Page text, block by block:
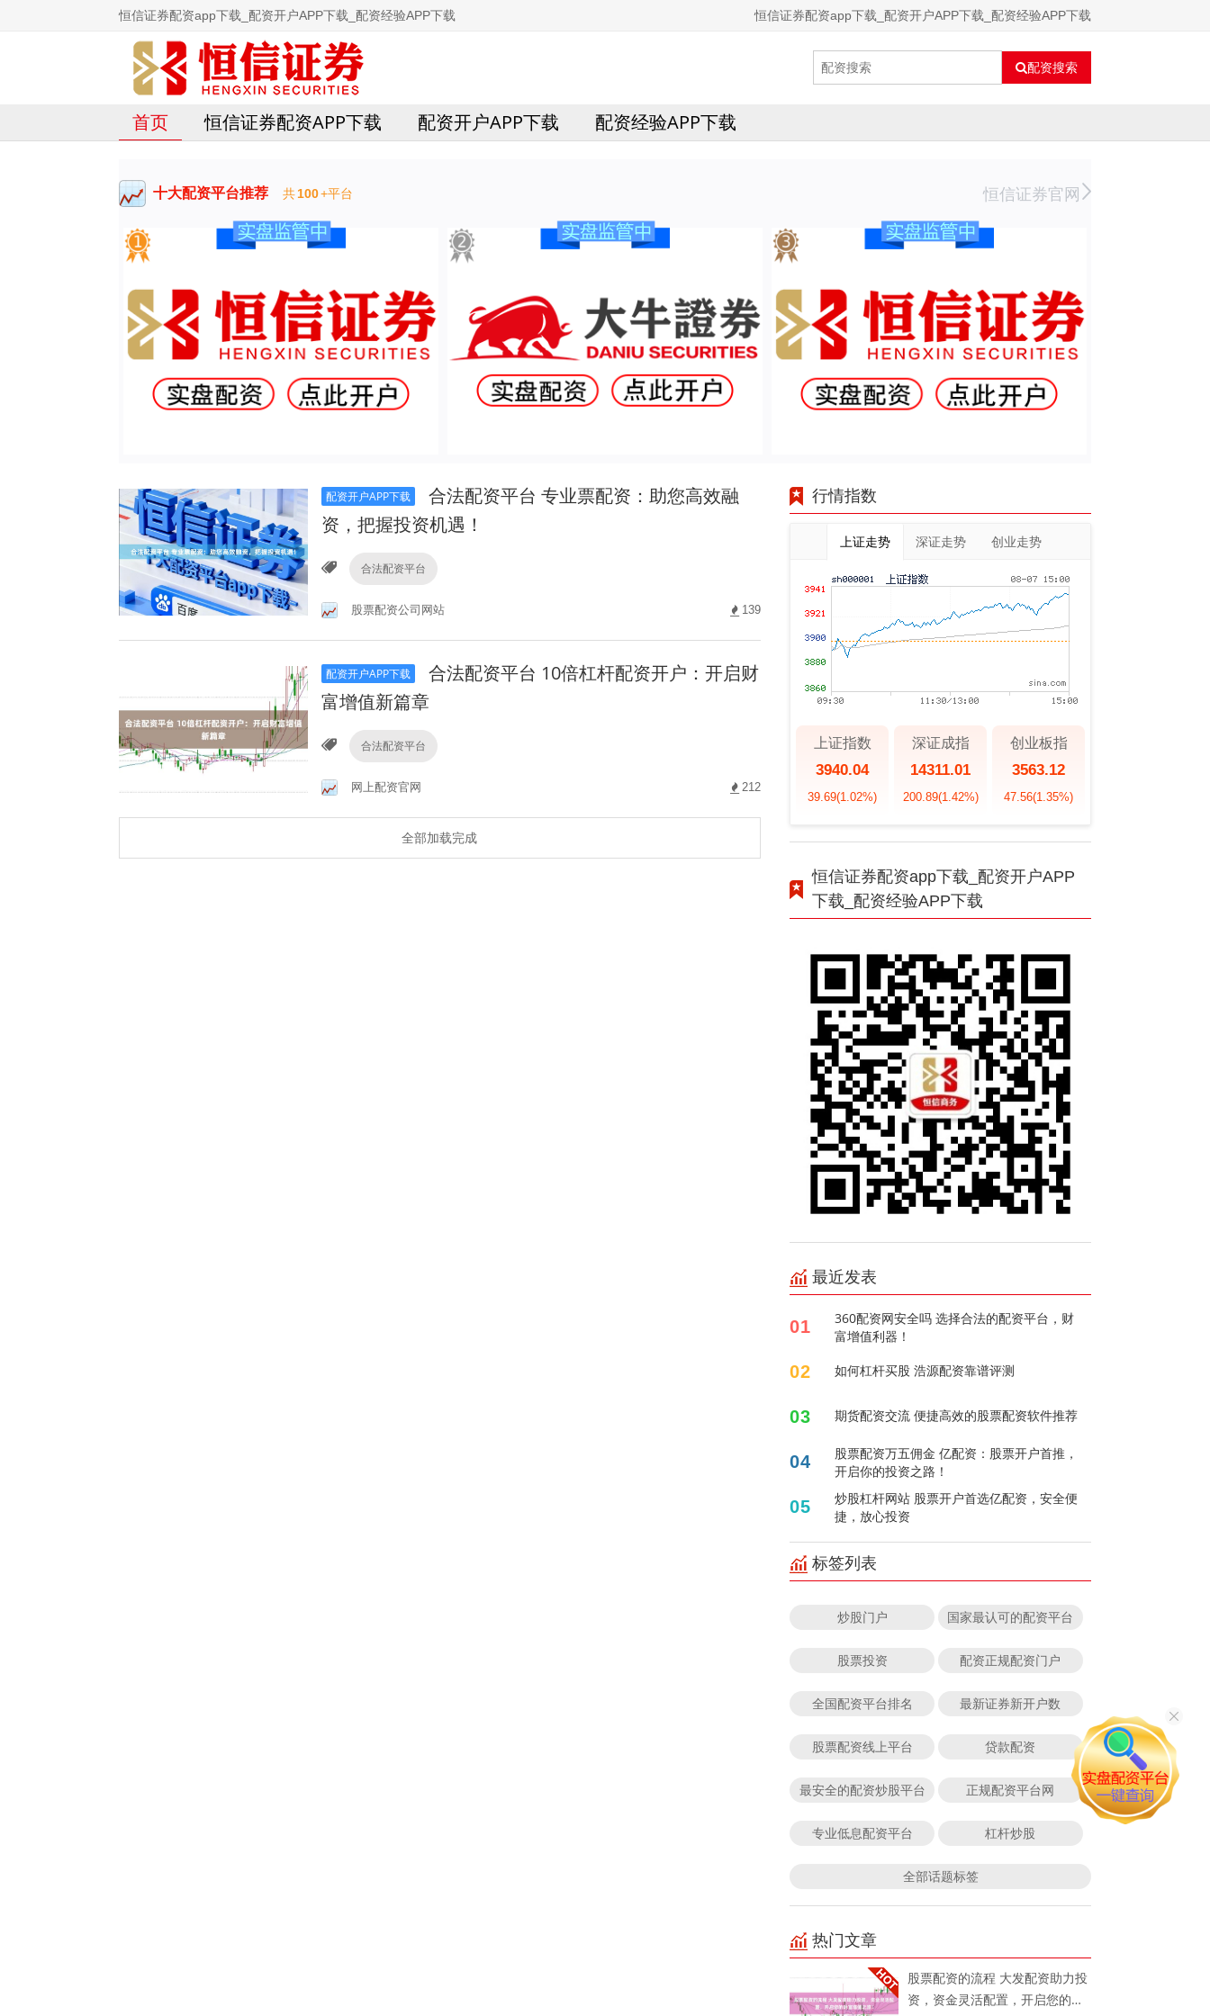
恒信证券配资app下载_配资开户APP下载_配资经验APP下载 恒信证券配资app下载_配资开户APP下载_配资经验APP下载
配资搜索
首页 恒信证券配资APP下载 配资开户APP下载 配资经验APP下载
十大配资平台推荐 共100+平台 恒信证券官网
配资开户APP下载
合法配资平台 专业票配资：助您高效融
资，把握投资机遇！
合法配资平台
股票配资公司网站 139
配资开户APP下载
合法配资平台 10倍杠杆配资开户：开启财
富增值新篇章
合法配资平台
网上配资官网 212
全部加载完成
行情指数
上证走势 深证走势 创业走势
上证指数
3940.04
39.69(1.02%)
深证成指
14311.01
200.89(1.42%)
创业板指
3563.12
47.56(1.35%)
恒信证券配资app下载_配资开户APP
下载_配资经验APP下载
最近发表
01
360配资网安全吗 选择合法的配资平台，财
富增值利器！
02 如何杠杆买股 浩源配资靠谱评测
03 期货配资交流 便捷高效的股票配资软件推荐
04
股票配资万五佣金 亿配资：股票开户首推，
开启你的投资之路！
05
炒股杠杆网站 股票开户首选亿配资，安全便
捷，放心投资
标签列表
炒股门户 国家最认可的配资平台
股票投资 配资正规配资门户
全国配资平台排名 最新证券新开户数
股票配资线上平台 贷款配资
最安全的配资炒股平台 正规配资平台网
专业低息配资平台 杠杆炒股
全部话题标签
热门文章
股票配资的流程 大发配资助力投
资，资金灵活配置，开启您的财